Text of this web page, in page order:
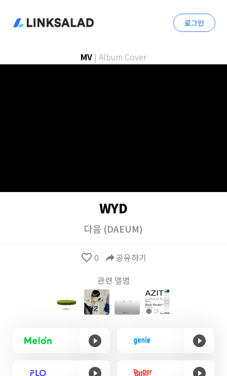
로그인
MV | Album Cover
WYD
다음 (DAEUM)
favorite_border 0 reply공유하기
관련 앨범